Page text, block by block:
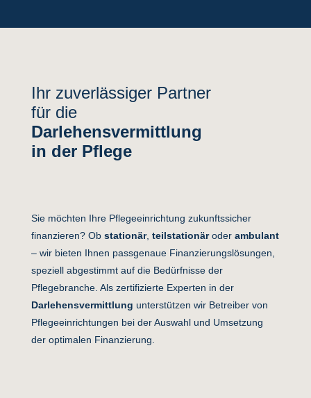
Ihr zuverlässiger Partner
für die
Darlehensvermittlung
in der Pflege
Sie möchten Ihre Pflegeeinrichtung zukunftssicher
finanzieren? Ob stationär, teilstationäroder ambulant
– wir bieten Ihnen passgenaue Finanzierungslösungen,
speziell abgestimmt auf die Bedürfnisse der
Pflegebranche. Als zertifizierte Experten in der
Darlehensvermittlung unterstützen wir Betreiber von
Pflegeeinrichtungen bei der Auswahl und Umsetzung
der optimalen Finanzierung.